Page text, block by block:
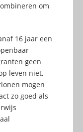
om
16 jaar een
geen
leven niet,
mogen
zo goed als